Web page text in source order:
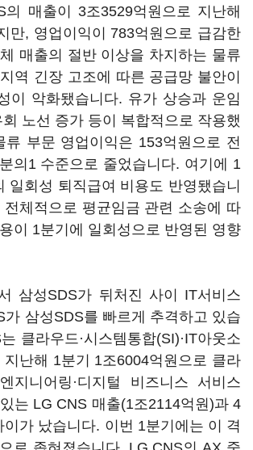
의 매출이 3조3529억원으로 지난해
만, 영업이익이 783억원으로 급감한
매출의 절반 이상을 차지하는 물류
역 긴장 고조에 따른 공급망 불안이
이 악화됐습니다. 유가 상승과 운임
노선 증가 등이 복합적으로 작용했
류 부문 영업이익은 153억원으로 전
의1 수준으로 줄었습니다. 여기에 1
일회성 퇴직급여 비용도 반영됐습니
전체적으로 평균임금 관련 소송에 따
이 1분기에 일회성으로 반영된 영향
삼성SDS가 뒤처진 사이 IT서비스
가 삼성SDS를 빠르게 추격하고 있습
클라우드·시스템통합(SI)·IT아웃소
지난해 1분기 1조6004억원으로 클라
엔지니어링·디지털 비즈니스 서비스
는 LG CNS 매출(1조2114억원)과 4
가 났습니다. 이번 1분기에는 이 격